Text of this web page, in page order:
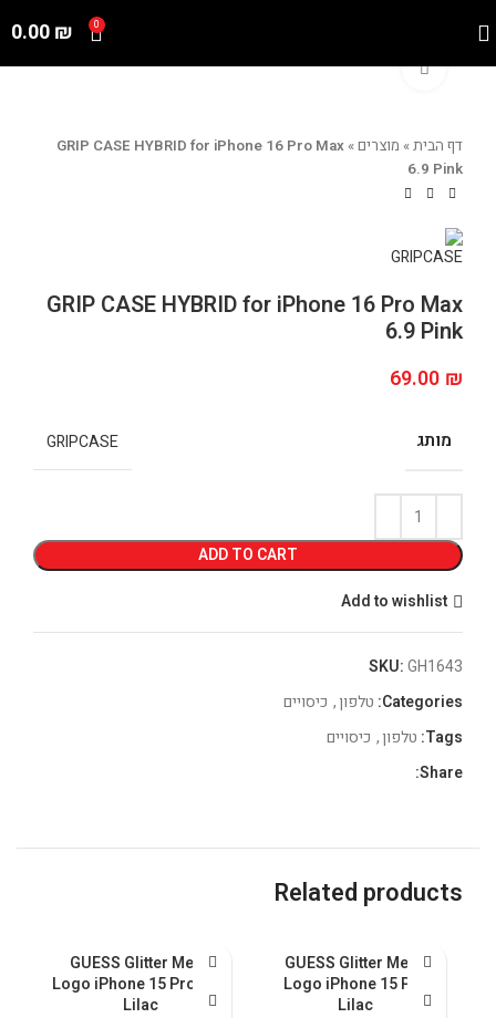
0
0.00₪
Click to enlarge
דף הבית» מוצרים»
GRIP CASE HYBRID for iPhone 16 Pro Max
6.9 Pink
GRIP CASE HYBRID for iPhone 16 Pro Max
6.9 Pink
69.00 ₪
מותג GRIPCASE
ADD TO CART
Add to wishlist
SKU:GH1643
Categories: טלפון, כיסויים
Tags: טלפון, כיסויים
Share:
Related products
GUESS Glitter Metal
Logo iPhone 15 Pro
Lilac
GUESS Glitter Metal
Logo iPhone 15 Pro Max
Lilac